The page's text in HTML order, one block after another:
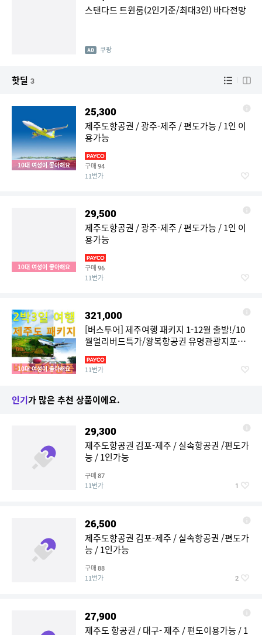
스탠다드 트윈룸(2인기준/최대3인) 바다전망
쿠팡
핫딜 3
10대 여성이 좋아해요
25,300
제주도항공권 / 광주-제주 / 편도가능 / 1인 이
용가능
구매 94
11번가
10대 여성이 좋아해요
29,500
제주도항공권 / 광주-제주 / 편도가능 / 1인 이
용가능
구매 96
11번가
10대 여성이 좋아해요
321,000
[버스투어] 제주여행 패키지 1-12월 출발!/10
월얼리버드특가/왕복항공권 유명관광지포함
/ 김포/광주/청주/부산-제주 / 항공숙소여행포
함
11번가
인기가 많은 추천 상품이에요.
29,300
제주도항공권 김포-제주 / 실속항공권 /편도가
능 / 1인가능
구매 87
11번가 1
26,500
제주도항공권 김포-제주 / 실속항공권 /편도가
능 / 1인가능
구매 88
11번가 2
27,900
제주도 항공권 / 대구- 제주 / 편도이용가능 / 1